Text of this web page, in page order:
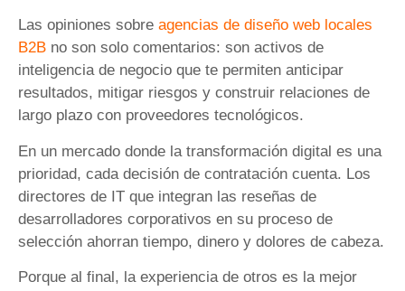
Las opiniones sobre agencias de diseño web locales
B2B no son solo comentarios: son activos de
inteligencia de negocio que te permiten anticipar
resultados, mitigar riesgos y construir relaciones de
largo plazo con proveedores tecnológicos.
En un mercado donde la transformación digital es una
prioridad, cada decisión de contratación cuenta. Los
directores de IT que integran las reseñas de
desarrolladores corporativos en su proceso de
selección ahorran tiempo, dinero y dolores de cabeza.
Porque al final, la experiencia de otros es la mejor